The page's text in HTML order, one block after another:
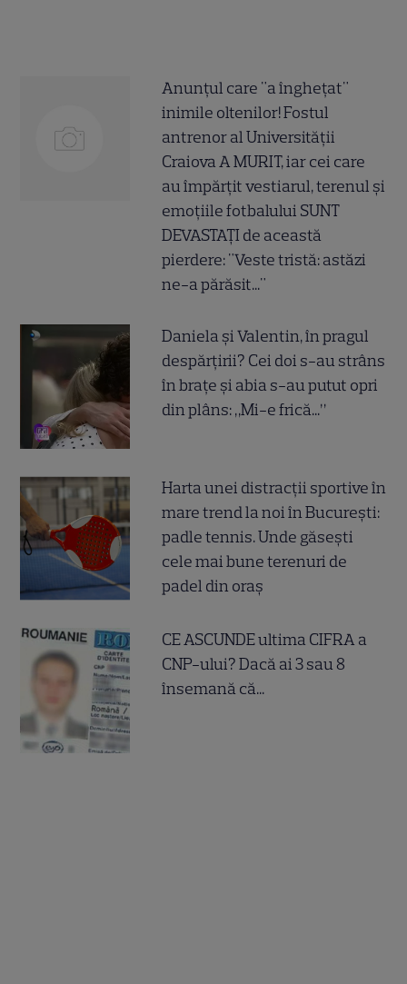
Anunțul care "a înghețat"
inimile oltenilor! Fostul
antrenor al Universității
Craiova A MURIT, iar cei care
au împărțit vestiarul, terenul și
emoțiile fotbalului SUNT
DEVASTAȚI de această
pierdere: "Veste tristă: astăzi
ne-a părăsit..."
Daniela și Valentin, în pragul
despărțirii? Cei doi s-au strâns
în brațe și abia s-au putut opri
din plâns: „Mi-e frică...”
Harta unei distracții sportive în
mare trend la noi în București:
padle tennis. Unde găsești
cele mai bune terenuri de
padel din oraș
CE ASCUNDE ultima CIFRA a
CNP-ului? Dacă ai 3 sau 8
însemană că...